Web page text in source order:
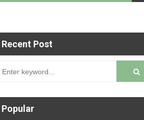
மின்னல் கல்விச்
Recent Post
Popular